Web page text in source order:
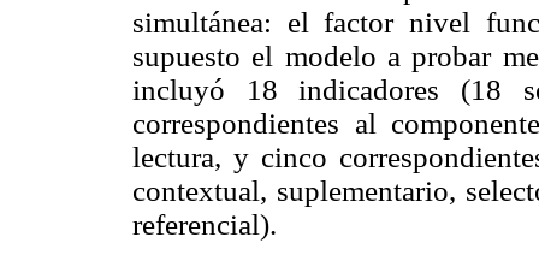
simultánea: el factor nivel
supuesto el modelo a probar
incluyó 18 indicadores (18
correspondientes al
lectura, y cinco
contextual, suplementario,
referencial).